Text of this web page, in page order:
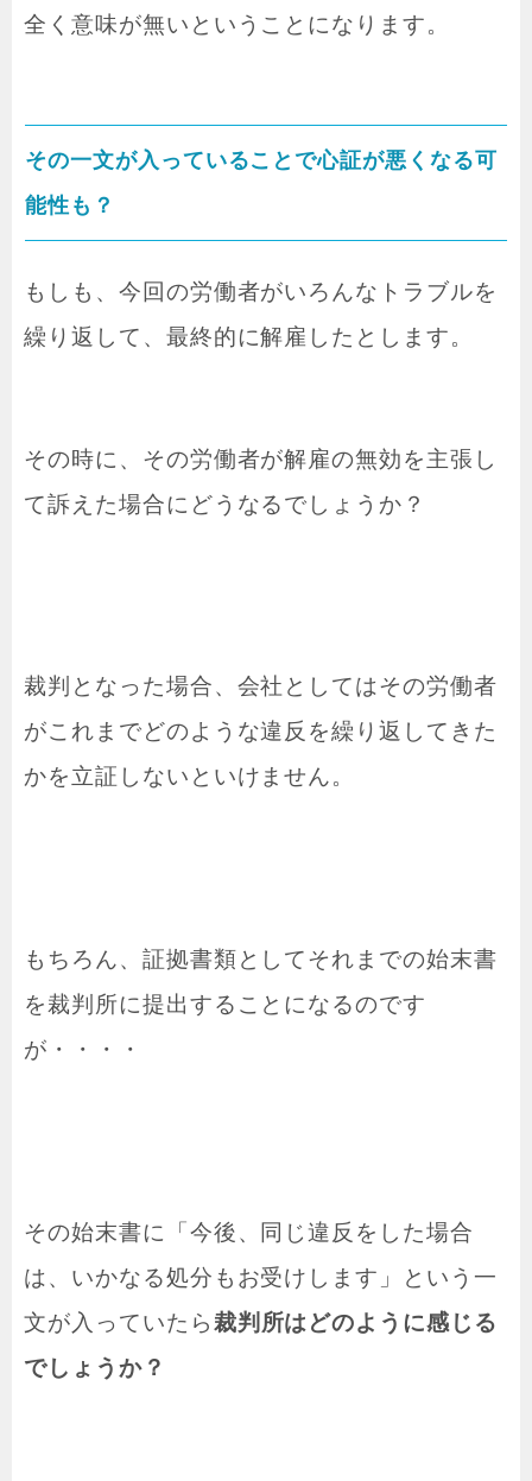
全く意味が無いということになります。
その一文が入っていることで心証が悪くなる可
能性も？
もしも、今回の労働者がいろんなトラブルを
繰り返して、最終的に解雇したとします。
その時に、その労働者が解雇の無効を主張し
て訴えた場合にどうなるでしょうか？
裁判となった場合、会社としてはその労働者
がこれまでどのような違反を繰り返してきた
かを立証しないといけません。
もちろん、証拠書類としてそれまでの始末書
を裁判所に提出することになるのです
が・・・・
その始末書に「今後、同じ違反をした場合
は、いかなる処分もお受けします」という一
文が入っていたら裁判所はどのように感じる
でしょうか？